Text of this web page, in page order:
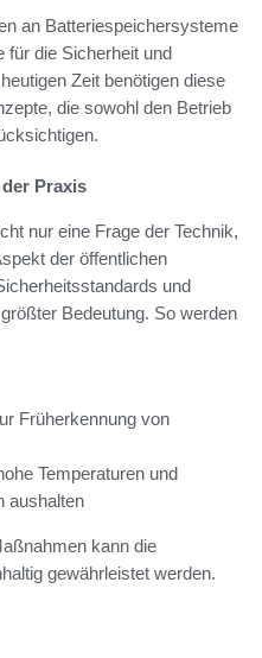
an Batteriespeichersysteme
für die Sicherheit und
Zeit benötigen diese
die sowohl den Betrieb
Praxis
nur eine Frage der Technik,
der öffentlichen
und
Bedeutung. So werden
Früherkennung von
Temperaturen und
aushalten
kann die
gewährleistet werden.